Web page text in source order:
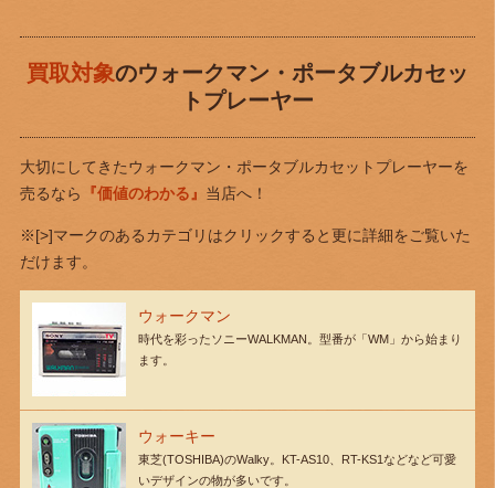
買取対象のウォークマン・ポータブルカセッ
トプレーヤー
大切にしてきたウォークマン・ポータブルカセットプレーヤーを
売るなら
『価値のわかる』 当店へ！
※[>]マークのあるカテゴリはクリックすると更に詳細をご覧いた
だけます。
ウォークマン
時代を彩ったソニーWALKMAN。型番が「WM」から始まり
ます。
ウォーキー
東芝(TOSHIBA)のWalky。KT-AS10、RT-KS1などなど可愛
いデザインの物が多いです。